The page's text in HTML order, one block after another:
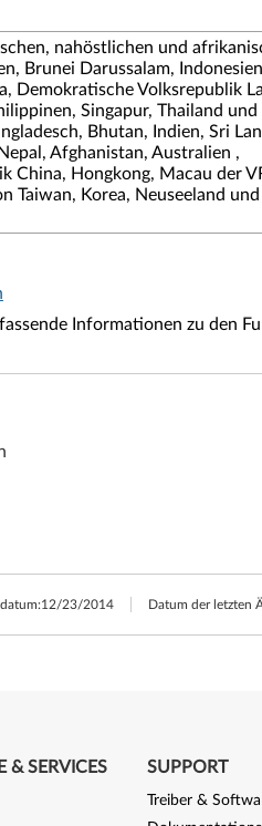
nahöstlichen und
Brunei Darussalam,
Demokratische Volksrepublik
Singapur, Thailand und
Bhutan, Indien, Sri
Afghanistan, Australien ,
China, Hongkong, Macau der
Taiwan, Korea, Neuseeland und
Informationen zu den
12/23/2014 Datum der letzten
& SERVICES SUPPORT
Treiber &